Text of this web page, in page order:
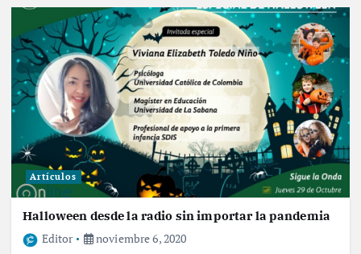
Artículos
Halloween desde la radio sin importar la pandemia
Editor
noviembre 6, 2020